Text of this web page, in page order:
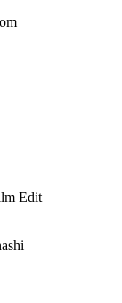
Edit